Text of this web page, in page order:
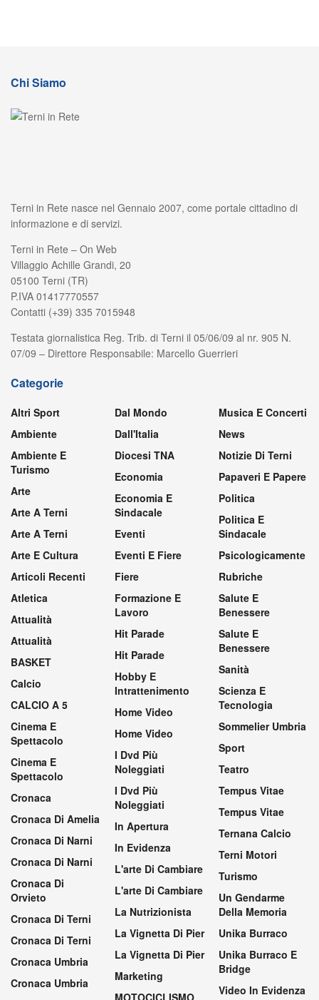
Chi Siamo
Terni in Rete nasce nel Gennaio 2007, come portale cittadino di
informazione e di servizi.
Terni in Rete – On Web
Villaggio Achille Grandi, 20
05100 Terni (TR)
P.IVA 01417770557
Contatti (+39) 335 7015948
Testata giornalistica Reg. Trib. di Terni il 05/06/09 al nr. 905 N.
07/09 – Direttore Responsabile: Marcello Guerrieri
Categorie
Altri Sport
Ambiente
Ambiente E
Turismo
Arte
Arte A Terni
Arte A Terni
Arte E Cultura
Articoli Recenti
Atletica
Attualità
Attualità
BASKET
Calcio
CALCIO A 5
Cinema E
Spettacolo
Cinema E
Spettacolo
Cronaca
Cronaca Di Amelia
Cronaca Di Narni
Cronaca Di Narni
Cronaca Di
Orvieto
Cronaca Di Terni
Cronaca Di Terni
Cronaca Umbria
Cronaca Umbria
Dal Mondo
Dall'Italia
Diocesi TNA
Economia
Economia E
Sindacale
Eventi
Eventi E Fiere
Fiere
Formazione E
Lavoro
Hit Parade
Hit Parade
Hobby E
Intrattenimento
Home Video
Home Video
I Dvd Più
Noleggiati
I Dvd Più
Noleggiati
In Apertura
In Evidenza
L'arte Di Cambiare
L'arte Di Cambiare
La Nutrizionista
La Vignetta Di Pier
La Vignetta Di Pier
Marketing
MOTOCICLISMO
Musica E Concerti
News
Notizie Di Terni
Papaveri E Papere
Politica
Politica E
Sindacale
Psicologicamente
Rubriche
Salute E
Benessere
Salute E
Benessere
Sanità
Scienza E
Tecnologia
Sommelier Umbria
Sport
Teatro
Tempus Vitae
Tempus Vitae
Ternana Calcio
Terni Motori
Turismo
Un Gendarme
Della Memoria
Unika Burraco
Unika Burraco E
Bridge
Video In Evidenza